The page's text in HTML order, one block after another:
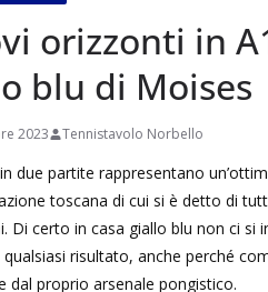
orizzonti in
blu di Moises
2023 Tennistavolo Norbello
due partite rappresentano
toscana di cui si è detto di
Di certo in casa giallo blu non ci
risultato, anche perché
dal proprio arsenale pongistico.